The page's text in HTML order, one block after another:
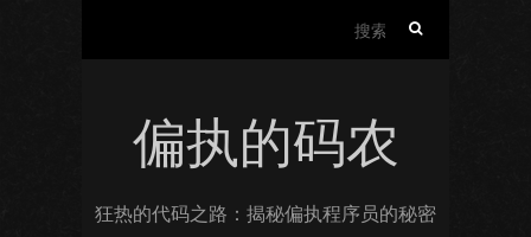
偏执的码农
狂热的代码之路：揭秘偏执程序员的秘密